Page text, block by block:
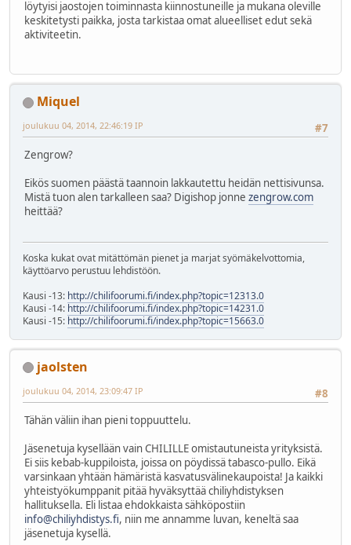
löytyisi jaostojen toiminnasta kiinnostuneille ja mukana oleville
keskitetysti paikka, josta tarkistaa omat alueelliset edut sekä
aktiviteetin.
Miquel
#7
joulukuu 04, 2014, 22:46:19 IP
Zengrow?
Eikös suomen päästä taannoin lakkautettu heidän nettisivunsa.
Mistä tuon alen tarkalleen saa? Digishop jonne zengrow.com
heittää?
Koska kukat ovat mitättömän pienet ja marjat syömäkelvottomia,
käyttöarvo perustuu lehdistöön.
Kausi -13: http://chilifoorumi.fi/index.php?topic=12313.0
Kausi -14: http://chilifoorumi.fi/index.php?topic=14231.0
Kausi -15: http://chilifoorumi.fi/index.php?topic=15663.0
jaolsten
#8
joulukuu 04, 2014, 23:09:47 IP
Tähän väliin ihan pieni toppuuttelu.
Jäsenetuja kysellään vain CHILILLE omistautuneista yrityksistä.
Ei siis kebab-kuppiloista, joissa on pöydissä tabasco-pullo. Eikä
varsinkaan yhtään hämäristä kasvatusvälinekaupoista! Ja kaikki
yhteistyökumppanit pitää hyväksyttää chiliyhdistyksen
hallituksella. Eli listaa ehdokkaista sähköpostiin
info@chiliyhdistys.fi, niin me annamme luvan, keneltä saa
jäsenetuja kysellä.